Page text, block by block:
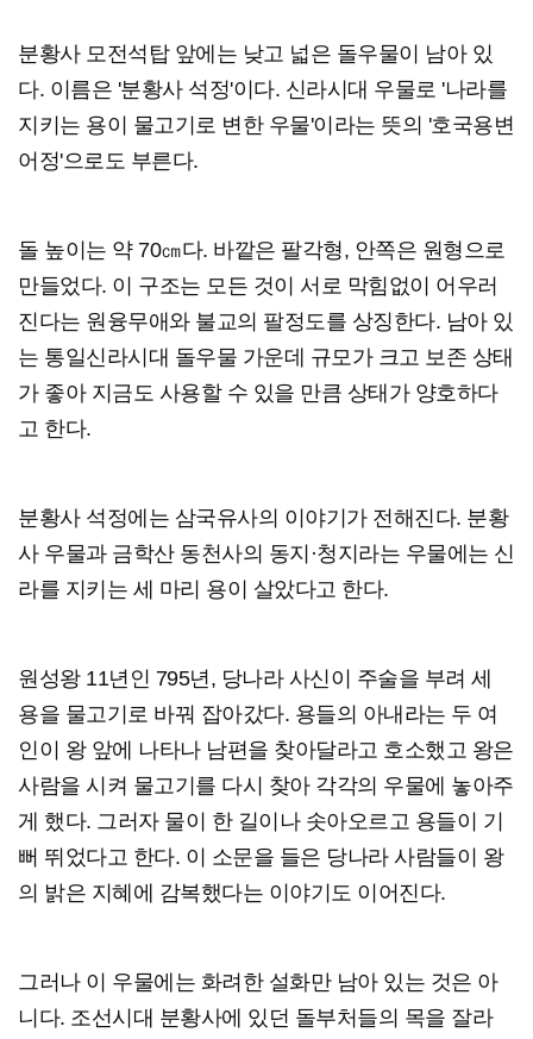
분황사 모전석탑 앞에는 낮고 넓은 돌우물이 남아 있
다. 이름은 '분황사 석정'이다. 신라시대 우물로 '나라를
지키는 용이 물고기로 변한 우물'이라는 뜻의 '호국용변
어정'으로도 부른다.
돌 높이는 약 70㎝다. 바깥은 팔각형, 안쪽은 원형으로
만들었다. 이 구조는 모든 것이 서로 막힘없이 어우러
진다는 원융무애와 불교의 팔정도를 상징한다. 남아 있
는 통일신라시대 돌우물 가운데 규모가 크고 보존 상태
가 좋아 지금도 사용할 수 있을 만큼 상태가 양호하다
고 한다.
분황사 석정에는 삼국유사의 이야기가 전해진다. 분황
사 우물과 금학산 동천사의 동지·청지라는 우물에는 신
라를 지키는 세 마리 용이 살았다고 한다.
원성왕 11년인 795년, 당나라 사신이 주술을 부려 세
용을 물고기로 바꿔 잡아갔다. 용들의 아내라는 두 여
인이 왕 앞에 나타나 남편을 찾아달라고 호소했고 왕은
사람을 시켜 물고기를 다시 찾아 각각의 우물에 놓아주
게 했다. 그러자 물이 한 길이나 솟아오르고 용들이 기
뻐 뛰었다고 한다. 이 소문을 들은 당나라 사람들이 왕
의 밝은 지혜에 감복했다는 이야기도 이어진다.
그러나 이 우물에는 화려한 설화만 남아 있는 것은 아
니다. 조선시대 분황사에 있던 돌부처들의 목을 잘라